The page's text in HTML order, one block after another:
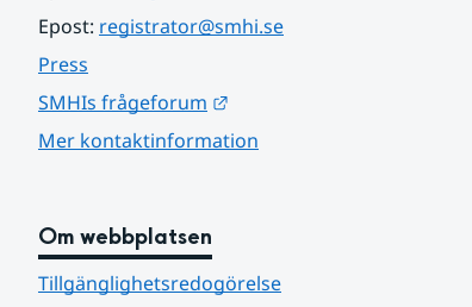
Epost: registrator@smhi.se
Press
SMHIs frågeforum
Mer kontaktinformation
Om webbplatsen
Tillgänglighetsredogörelse